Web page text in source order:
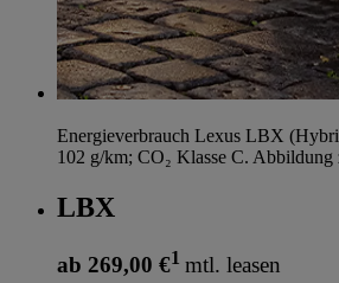
Energieverbrauch Lexus LBX
102 g/km; CO₂ Klasse C. Abbildung
LBX
ab 269,00 €1 mtl. leasen